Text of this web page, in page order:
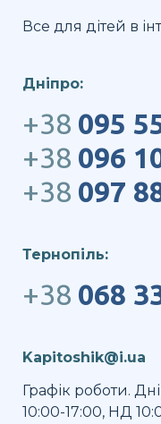
Все для дітей в
Дніпро:
+38 095
+38 096
+38 097
Тернопіль:
+38 068
Kapitoshik@i.ua
Графік роботи.
10:00-17:00, НД